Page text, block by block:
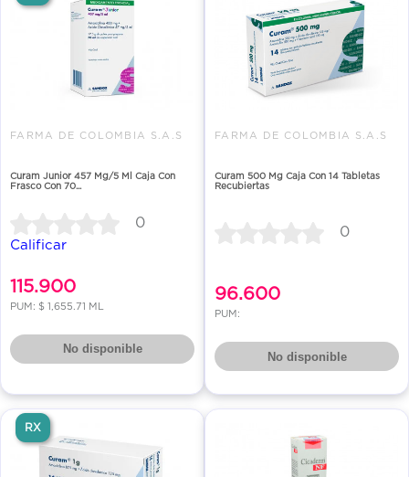
FARMA DE COLOMBIA S.A.S
Curam Junior 457 Mg/5 Ml Caja Con
Frasco Con 70...
0
Calificar
115.900
PUM: $ 1,655.71 ML
No disponible
FARMA DE COLOMBIA S.A.S
Curam 500 Mg Caja Con 14 Tabletas
Recubiertas
0
96.600
PUM:
No disponible
RX